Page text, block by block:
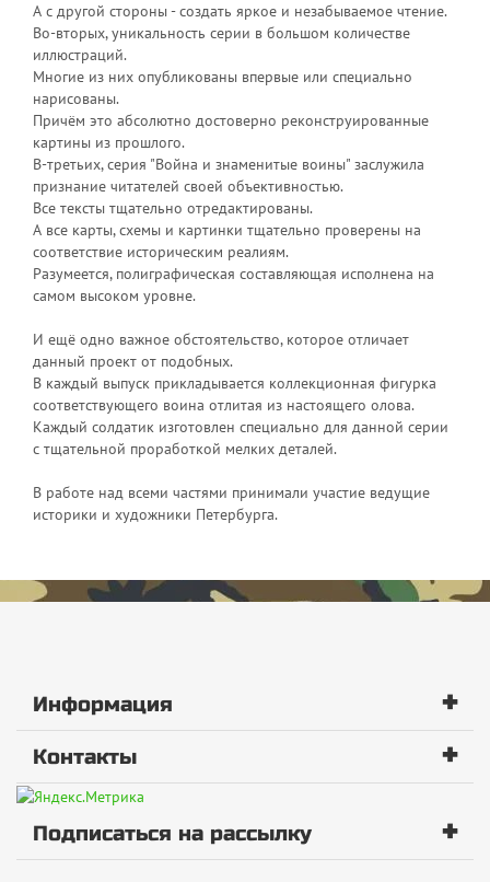
А с другой стороны - создать яркое и незабываемое чтение.
Во-вторых, уникальность серии в большом количестве
иллюстраций.
Многие из них опубликованы впервые или специально
нарисованы.
Причём это абсолютно достоверно реконструированные
картины из прошлого.
В-третьих, серия "Война и знаменитые воины" заслужила
признание читателей своей объективностью.
Все тексты тщательно отредактированы.
А все карты, схемы и картинки тщательно проверены на
соответствие историческим реалиям.
Разумеется, полиграфическая составляющая исполнена на
самом высоком уровне.
И ещё одно важное обстоятельство, которое отличает
данный проект от подобных.
В каждый выпуск прикладывается коллекционная фигурка
соответствующего воина отлитая из настоящего олова.
Каждый солдатик изготовлен специально для данной серии
с тщательной проработкой мелких деталей.
В работе над всеми частями принимали участие ведущие
историки и художники Петербурга.
Информация +
Контакты +
Подписаться на рассылку +